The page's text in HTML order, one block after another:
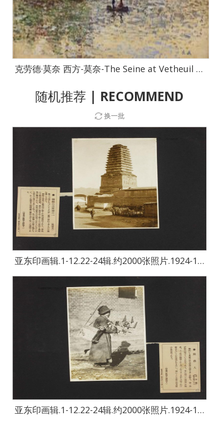
克劳德·莫奈 西方-莫奈-The Seine at Vetheuil 3, 1879
随机推荐 | RECOMMEND
换一批
亚东印画辑.1-12.22-24辑.约2000张照片.1924-1944年-2432
亚东印画辑.1-12.22-24辑.约2000张照片.1924-1944年-2433